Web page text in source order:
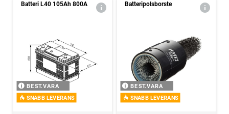
Batteri L40 105Ah 800A
BEST.VARA
SNABB LEVERANS
Batteripolsborste
BEST.VARA
SNABB LEVERANS